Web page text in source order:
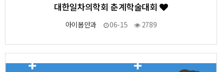
대한일차의학회 춘계학술대회
아이봄안과 06-15 2789
4
작성자
작성일
조회